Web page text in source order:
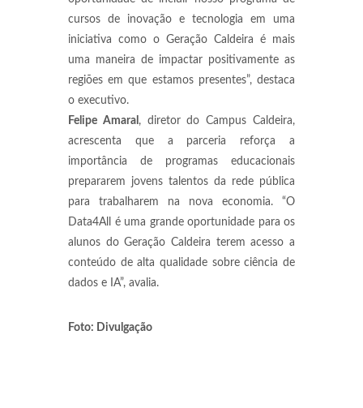
cursos de inovação e tecnologia em uma
iniciativa como o Geração Caldeira é mais
uma maneira de impactar positivamente as
regiões em que estamos presentes”, destaca
o executivo.
Felipe Amaral , diretor do Campus Caldeira,
acrescenta que a parceria reforça a
importância de programas educacionais
prepararem jovens talentos da rede pública
para trabalharem na nova economia. “O
Data4All é uma grande oportunidade para os
alunos do Geração Caldeira terem acesso a
conteúdo de alta qualidade sobre ciência de
dados e IA”, avalia.
Foto: Divulgação